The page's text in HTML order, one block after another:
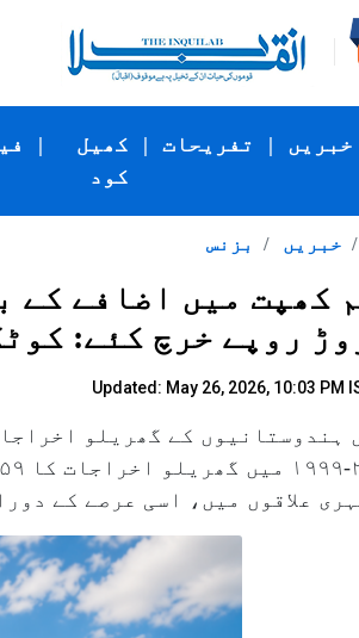
|
کھیل
کود
| تفریحات | خبریں
بزنس خبریں
روپے خرچ کئے:
Updated: May 26, 2026, 10:03 PM
ہندوستانیوں کے گھریلو
میں، اسی عرصے کے دوران یہ حصہ ۴۸ فیصد سے کم ہو کر ۳۹